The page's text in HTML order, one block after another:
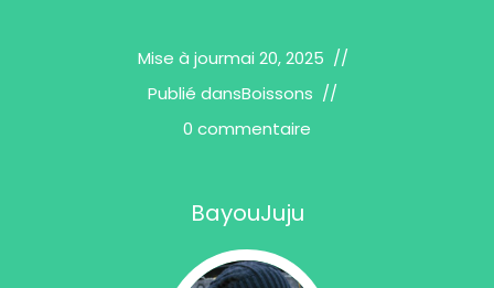
Mise à jourmai 20, 2025
Publié dansBoissons
0 commentaire
BayouJuju